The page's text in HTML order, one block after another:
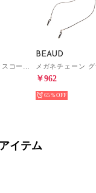
BEAUD
￥962
65%
イテム